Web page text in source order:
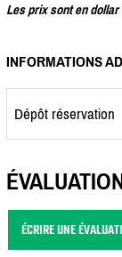
Les prix sont en dollar
INFORMATIONS
Dépôt réservation
ÉCRIRE UNE